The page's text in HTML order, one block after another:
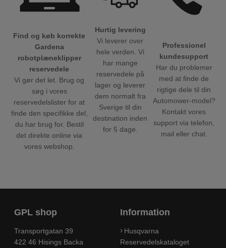
Find og køb korrekte
Gardena
robotplæneklipper
reservedele
Vi gør det let. Brug og
søg i vores
reservedelslister for at
finde den specifikke del,
du har brug for. Bestil
det direkte online via
vores webshop.
Hurtig levering
Vi leverer over
hele verden. Vi
har mange
reservedele på
lager og leverer
dem normalt fra
Sverige til din
destination inden
for 5 dage.
Professionel
kundesupport
Har du problemer
med at finde de
rigtige dele til din
Automower-model?
Kontakt vores
support via telefon,
mail eller chat.
GPL shop
Transportgatan 39
422 46 Hisings Backa
Information
Husqvarna
Reservedelskataloget